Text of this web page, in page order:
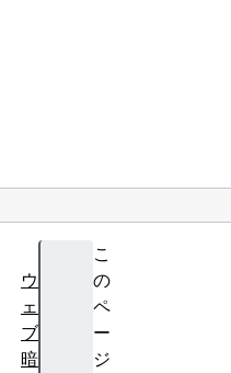
こ
の
ペ
ー
ジ
ウ
ェ
ブ
暗